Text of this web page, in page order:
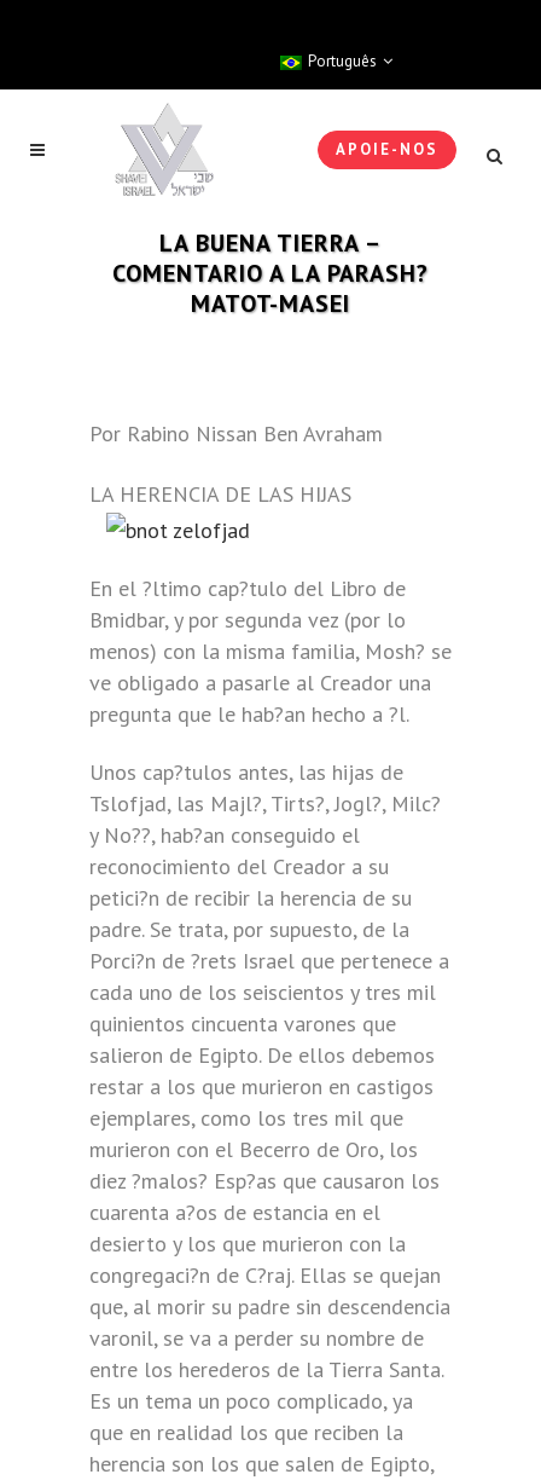
Português
APOIE-NOS
LA BUENA TIERRA –
COMENTARIO A LA PARASH?
MATOT-MASEI
Por Rabino Nissan Ben Avraham
LA HERENCIA DE LAS HIJAS
En el ?ltimo cap?tulo del Libro de
Bmidbar, y por segunda vez (por lo
menos) con la misma familia, Mosh? se
ve obligado a pasarle al Creador una
pregunta que le hab?an hecho a ?l.
Unos cap?tulos antes, las hijas de
Tslofjad, las Majl?, Tirts?, Jogl?, Milc?
y No??, hab?an conseguido el
reconocimiento del Creador a su
petici?n de recibir la herencia de su
padre. Se trata, por supuesto, de la
Porci?n de ?rets Israel que pertenece a
cada uno de los seiscientos y tres mil
quinientos cincuenta varones que
salieron de Egipto. De ellos debemos
restar a los que murieron en castigos
ejemplares, como los tres mil que
murieron con el Becerro de Oro, los
diez ?malos? Esp?as que causaron los
cuarenta a?os de estancia en el
desierto y los que murieron con la
congregaci?n de C?raj. Ellas se quejan
que, al morir su padre sin descendencia
varonil, se va a perder su nombre de
entre los herederos de la Tierra Santa.
Es un tema un poco complicado, ya
que en realidad los que reciben la
herencia son los que salen de Egipto,